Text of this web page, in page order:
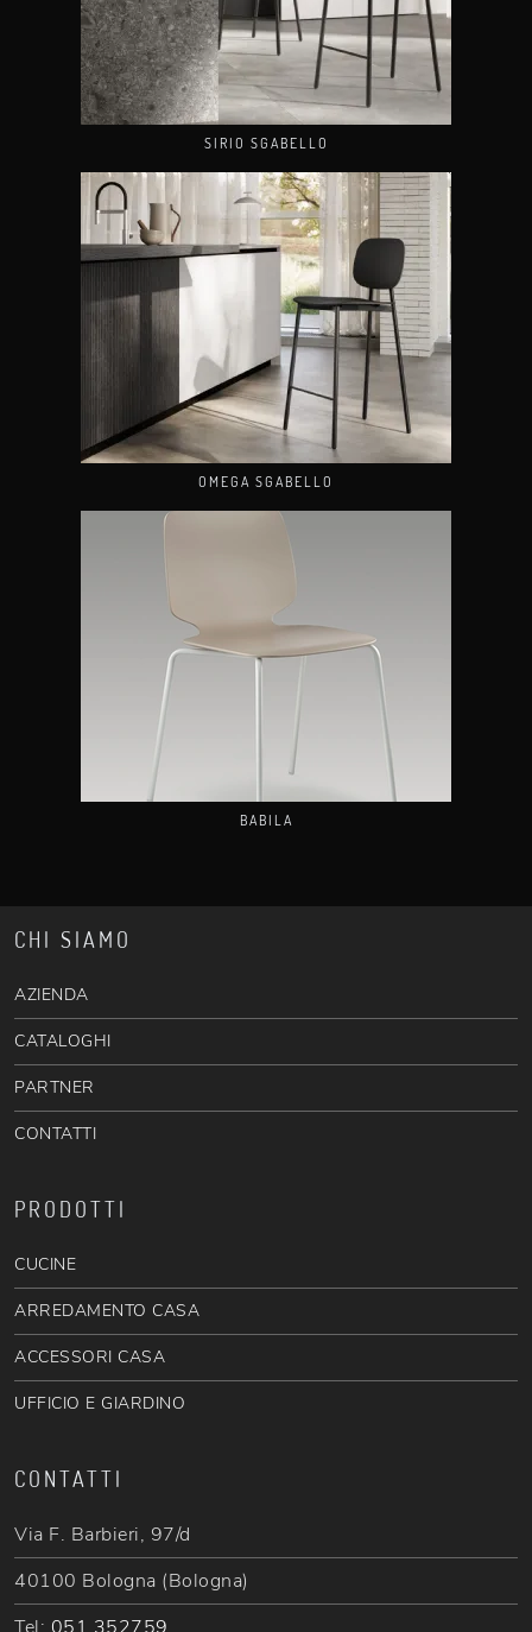
SIRIO SGABELLO
OMEGA SGABELLO
BABILA
CHI SIAMO
AZIENDA
CATALOGHI
PARTNER
CONTATTI
PRODOTTI
CUCINE
ARREDAMENTO CASA
ACCESSORI CASA
UFFICIO E GIARDINO
CONTATTI
Via F. Barbieri, 97/d
40100 Bologna (Bologna)